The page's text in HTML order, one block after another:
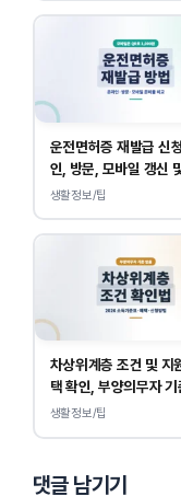
운전면허증 재발급 신
인, 방문, 모바일 갱신
대응
생활정보/팁
차상위계층 조건 및 지
택 확인, 부양의무자 기
이 소득, 재산만 봅니다.
생활정보/팁
댓글 남기기